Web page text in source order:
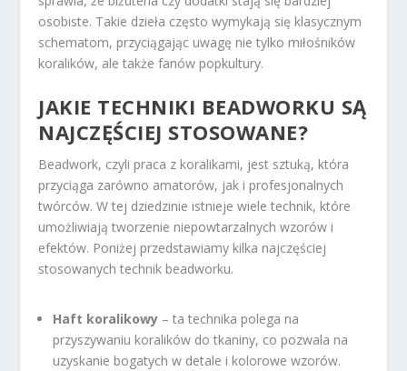
osobiste. Takie dzieła często wymykają się klasycznym
schematom, przyciągając uwagę nie tylko miłośników
koralików, ale także fanów popkultury.
JAKIE TECHNIKI BEADWORKU SĄ
NAJCZĘŚCIEJ STOSOWANE?
Beadwork, czyli praca z koralikami, jest sztuką, która
przyciąga zarówno amatorów, jak i profesjonalnych
twórców. W tej dziedzinie istnieje wiele technik, które
umożliwiają tworzenie niepowtarzalnych wzorów i
efektów. Poniżej przedstawiamy kilka najczęściej
stosowanych technik beadworku.
Haft koralikowy – ta technika polega na
przyszywaniu koralików do tkaniny, co pozwala na
uzyskanie bogatych w detale i kolorowe wzorów.